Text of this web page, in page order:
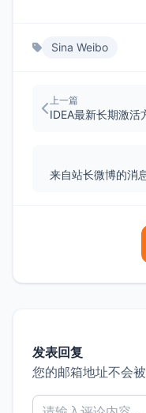
Sina Weibo
上一篇
IDEA最新长期激活
来自站长微博的消
发表回复
您的邮箱地址不会被